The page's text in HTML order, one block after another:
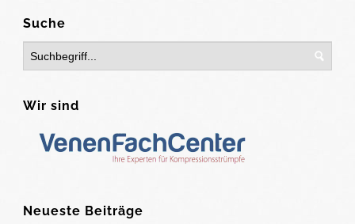
Suche
Wir sind
Neueste Beiträge